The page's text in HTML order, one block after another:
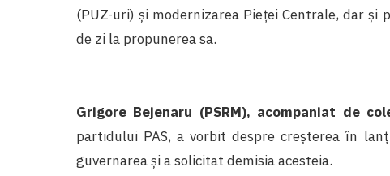
(PUZ-uri) și modernizarea Pieței Centrale, dar
de zi la propunerea sa.
Grigore Bejenaru (PSRM), acompaniat de
partidului PAS, a vorbit despre creșterea în
guvernarea și a solicitat demisia acesteia.